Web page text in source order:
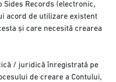
Sides Records (electronic,
acord de utilizare existent
și care necesită crearea
/ juridică înregistrată pe
de creare a Contului,